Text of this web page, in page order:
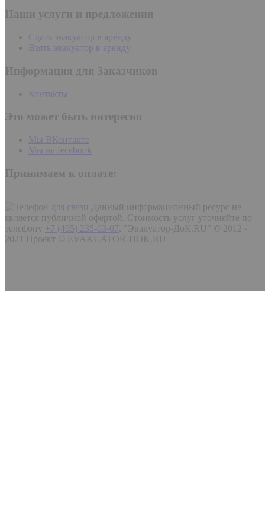
Наши услуги и предложения
Сдать эвакуатор в аренду
Взять эвакуатор в аренду
Информация для Заказчиков
Контакты
Это может быть интересно
Мы ВКонтакте
Мы на fecebook
Принимаем к оплате:
Данный информационный ресурс не
является публичной офертой. Стоимость услуг уточняйте по
телефону
+7 (495) 235-03-07 "Эвакуатор-ДоК.RU" © 2012 -
2021 Проект © EVAKUATOR-DOK.RU